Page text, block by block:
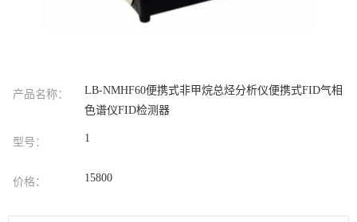
产品名称：
LB-NMHF60便携式非甲烷总烃分析仪便携式FID气相
色谱仪FID检测器
型号： 1
价格： 15800